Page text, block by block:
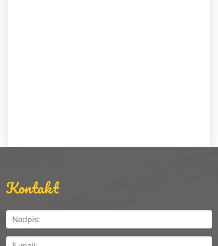
Kontakt